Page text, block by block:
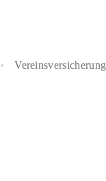
Vereinsversicherung